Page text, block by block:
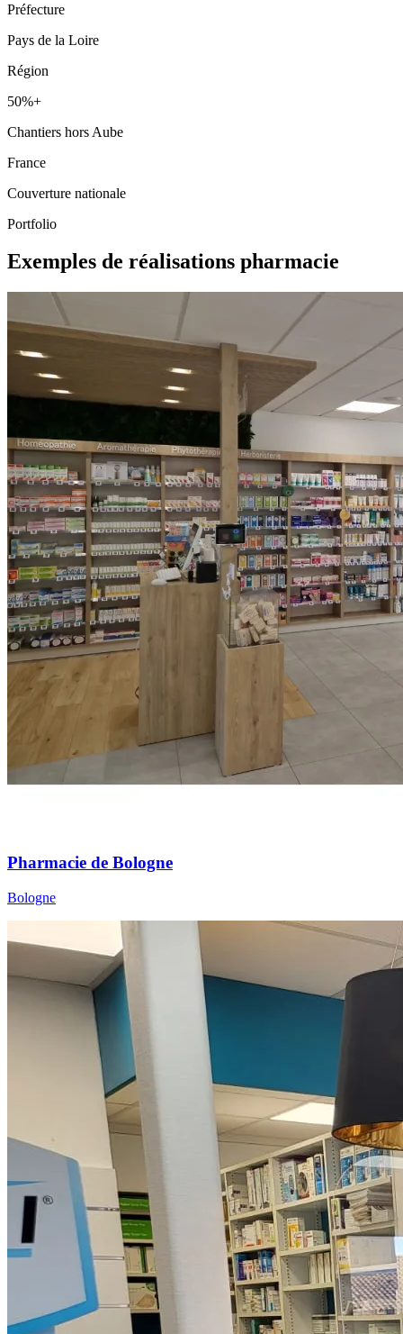
Préfecture
Pays de la Loire
Région
50%+
Chantiers hors Aube
France
Couverture nationale
Portfolio
Exemples de réalisations pharmacie
Pharmacie de Bologne
Bologne